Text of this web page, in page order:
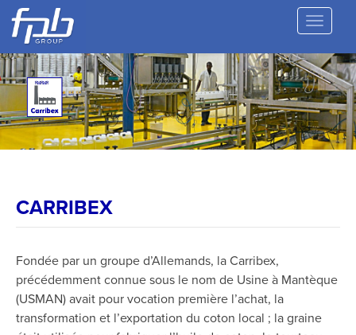
CARRIBEX
Fondée par un groupe d’Allemands, la Carribex,
précédemment connue sous le nom de Usine à Mantèque
(USMAN) avait pour vocation première l’achat, la
transformation et l’exportation du coton local ; la graine